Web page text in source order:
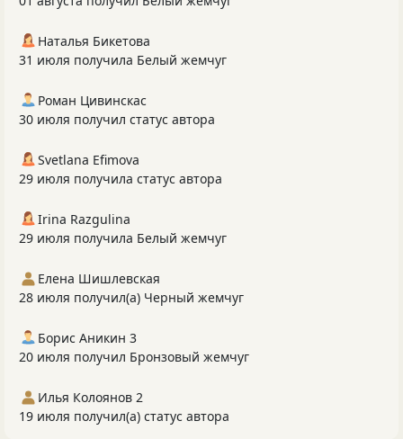
Наталья Бикетова
31 июля получила Белый жемчуг
Роман Цивинскас
30 июля получил статус автора
Svetlana Efimova
29 июля получила статус автора
Irina Razgulina
29 июля получила Белый жемчуг
Елена Шишлевская
28 июля получил(а) Черный жемчуг
Борис Аникин 3
20 июля получил Бронзовый жемчуг
Илья Колоянов 2
19 июля получил(а) статус автора